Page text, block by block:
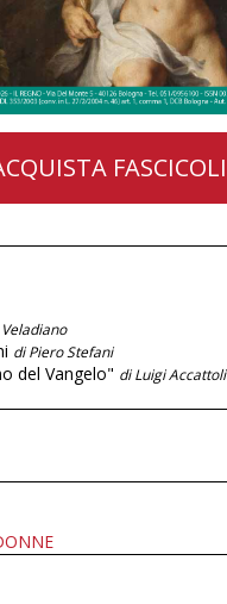
FASCICOLI
di Piero Stefani
del Vangelo" di Luigi Accattoli